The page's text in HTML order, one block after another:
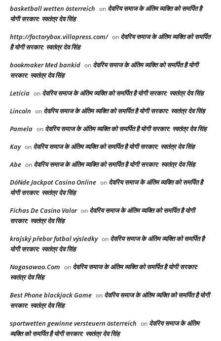
basketball wetten österreich on देवरिय समाज के अंतिम व्यक्ति को समर्पित है
योगी सरकार: स्वतंत्र देव सिंह
http://factorybox.villapress.com/ on देवरिय समाज के अंतिम व्यक्ति को समर्पित
है योगी सरकार: स्वतंत्र देव सिंह
bookmaker Med bankid on देवरिय समाज के अंतिम व्यक्ति को समर्पित है योगी
सरकार: स्वतंत्र देव सिंह
Leticia on देवरिय समाज के अंतिम व्यक्ति को समर्पित है योगी सरकार: स्वतंत्र देव सिंह
Lincoln on देवरिय समाज के अंतिम व्यक्ति को समर्पित है योगी सरकार: स्वतंत्र देव सिंह
Pamela on देवरिय समाज के अंतिम व्यक्ति को समर्पित है योगी सरकार: स्वतंत्र देव सिंह
Kay on देवरिय समाज के अंतिम व्यक्ति को समर्पित है योगी सरकार: स्वतंत्र देव सिंह
Abe on देवरिय समाज के अंतिम व्यक्ति को समर्पित है योगी सरकार: स्वतंत्र देव सिंह
DóNde Jackpot Casino Online on देवरिय समाज के अंतिम व्यक्ति को समर्पित है
योगी सरकार: स्वतंत्र देव सिंह
Fichas De Casino Valor on देवरिय समाज के अंतिम व्यक्ति को समर्पित है योगी
सरकार: स्वतंत्र देव सिंह
krajský přebor fotbal výsledky on देवरिय समाज के अंतिम व्यक्ति को समर्पित है
योगी सरकार: स्वतंत्र देव सिंह
Nagasawao.Com on देवरिय समाज के अंतिम व्यक्ति को समर्पित है योगी सरकार:
स्वतंत्र देव सिंह
Best Phone blackjack Game on देवरिय समाज के अंतिम व्यक्ति को समर्पित है योगी
सरकार: स्वतंत्र देव सिंह
sportwetten gewinne versteuern österreich on देवरिय समाज के अंतिम
व्यक्ति को समर्पित है योगी सरकार: स्वतंत्र देव सिंह